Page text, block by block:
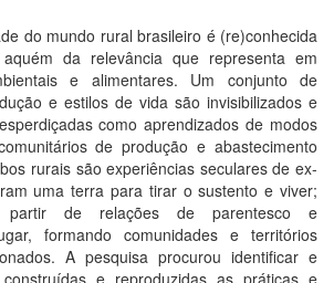
do mundo rural brasileiro é (re)conhecida
da relevância que representa em
e alimentares. Um conjunto de
e estilos de vida são invisibilizados e
como aprendizados de modos
de produção e abastecimento
rurais são experiências seculares de ex-
uma terra para tirar o sustento e viver;
partir de relações de parentesco e
formando comunidades e territórios
A pesquisa procurou identificar e
e reproduzidas as práticas e